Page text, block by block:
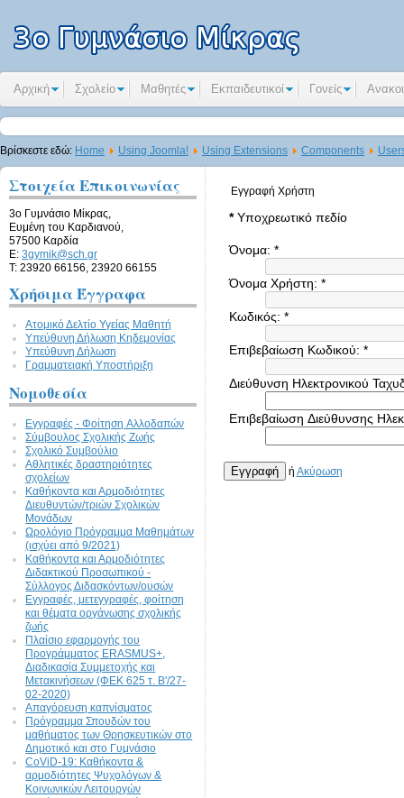
Αρχική Σχολείο Μαθητές Εκπαιδευτικοί Γονείς
Βρίσκεστε εδώ: Home Using Joomla! Using Extensions Components
Στοιχεία Επικοινωνίας
3ο Γυμνάσιο Μίκρας,
Ευμένη του Καρδιανού,
57500 Καρδία
E: 3gymik@sch.gr
Τ: 23920 66156, 23920 66155
Χρήσιμα Έγγραφα
Ατομικό Δελτίο Υγείας Μαθητή
Υπεύθυνη Δήλωση Kηδεμονίας
Υπεύθυνη Δήλωση
Γραμματειακή Υποστήριξη
Νομοθεσία
Εγγραφές - Φοίτηση Aλλοδαπών
Σύμβουλος Σχολικής Ζωής
Σχολικό Συμβούλιο
Αθλητικές δραστηριότητες
σχολείων
Καθήκοντα και Αρμοδιότητες
Διευθυντών/τριών Σχολικών
Μονάδων
Ωρολόγιο Πρόγραμμα Μαθημάτων
(ισχύει από 9/2021)
Καθήκοντα και Αρμοδιότητες
Διδακτικού Προσωπικού -
Σύλλογος Διδασκόντων/ουσών
Εγγραφές, μετεγγραφές, φοίτηση
και θέματα οργάνωσης σχολικής
ζωής
Πλαίσιο εφαρμογής του
Προγράμματος ERASMUS+,
Διαδικασία Συμμετοχής και
Μετακινήσεων (ΦΕΚ 625 τ. Β'/27-
02-2020)
Απαγόρευση καπνίσματος
Πρόγραμμα Σπουδών του
μαθήματος των Θρησκευτικών στο
Δημοτικό και στο Γυμνάσιο
CoViD-19: Kαθήκοντα &
αρμοδιότητες Ψυχολόγων &
Κοινωνικών Λειτουργών
Εγγραφή Χρήστη
*Υποχρεωτικό πεδίο
Όνομα: *
Όνομα Χρήστη: *
Κωδικός: *
Επιβεβαίωση Κωδικού: *
Διεύθυνση Ηλεκτρονικού
Επιβεβαίωση Διεύθυνσης
Εγγραφή ή Ακύρωση